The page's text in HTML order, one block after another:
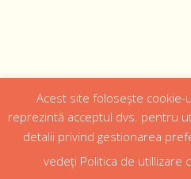
Designed byWeb
Istoric Episcopul
Parteneri
Acest site folosește cookie-
reprezintă acceptul dvs. pentru
detalii privind gestionarea
vedeți Politica de utillizare